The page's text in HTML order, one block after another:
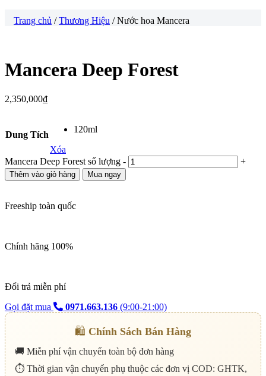
Trang chủ /Thương Hiệu / Nước hoa Mancera
Mancera Deep Forest
2,350,000₫
Dung Tích
120ml
Xóa
Mancera Deep Forest số lượng - +
Thêm vào giỏ hàng Mua ngay
Freeship toàn quốc
Chính hãng 100%
Đổi trả miễn phí
Gọi đặt mua
0971.663.136 (9:00-21:00)
🛍️ Chính Sách Bán Hàng
🚚 Miễn phí vận chuyển toàn bộ đơn hàng
⏱️ Thời gian vận chuyển phụ thuộc các đơn vị COD: GHTK,